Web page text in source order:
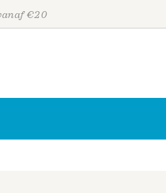
€20
Personen